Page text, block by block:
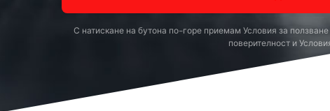
С натискане на бутона по-горе приемам Условия за ползване
поверителности